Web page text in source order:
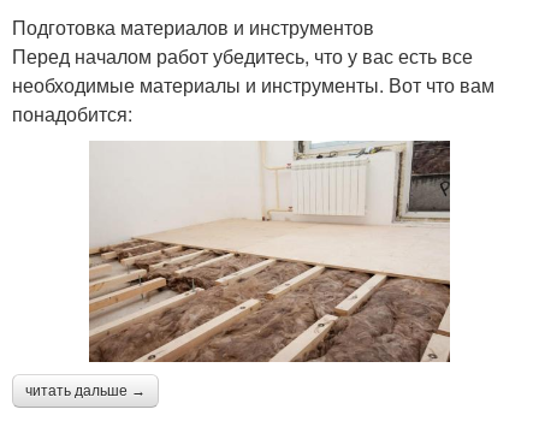
Подготовка материалов и инструментов
Перед началом работ убедитесь, что у вас есть все
необходимые материалы и инструменты. Вот что вам
понадобится:
читать дальше →